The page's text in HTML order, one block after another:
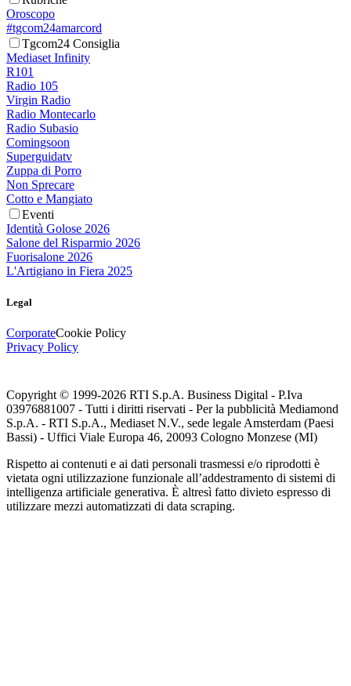
Oroscopo
#tgcom24amarcord
Tgcom24 Consiglia
Mediaset Infinity
R101
Radio 105
Virgin Radio
Radio Montecarlo
Radio Subasio
Comingsoon
Superguidatv
Zuppa di Porro
Non Sprecare
Cotto e Mangiato
Eventi
Identità Golose 2026
Salone del Risparmio 2026
Fuorisalone 2026
L'Artigiano in Fiera 2025
Legal
CorporateCookie Policy
Privacy Policy
Copyright © 1999-2026 RTI S.p.A. Business Digital - P.Iva
03976881007 - Tutti i diritti riservati - Per la pubblicità Mediamond
S.p.A. - RTI S.p.A., Mediaset N.V., sede legale Amsterdam (Paesi
Bassi) - Uffici Viale Europa 46, 20093 Cologno Monzese (MI)
Rispetto ai contenuti e ai dati personali trasmessi e/o riprodotti è
vietata ogni utilizzazione funzionale all’addestramento di sistemi di
intelligenza artificiale generativa. È altresì fatto divieto espresso di
utilizzare mezzi automatizzati di data scraping.